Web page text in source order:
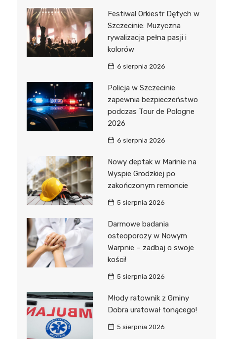
Festiwal Orkiestr Dętych w
Szczecinie: Muzyczna
rywalizacja pełna pasji i
kolorów
6 sierpnia 2026
Policja w Szczecinie
zapewnia bezpieczeństwo
podczas Tour de Pologne
2026
6 sierpnia 2026
Nowy deptak w Marinie na
Wyspie Grodzkiej po
zakończonym remoncie
5 sierpnia 2026
Darmowe badania
osteoporozy w Nowym
Warpnie – zadbaj o swoje
kości!
5 sierpnia 2026
Młody ratownik z Gminy
Dobra uratował tonącego!
5 sierpnia 2026